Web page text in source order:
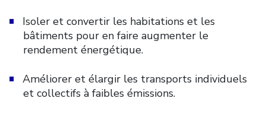
Isoler et convertir les habitations et les
bâtiments pour en faire augmenter le
rendement énergétique.
Améliorer et élargir les transports individuels
et collectifs à faibles émissions.